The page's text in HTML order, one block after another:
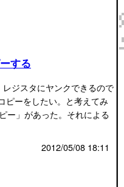
する
ジスタにヤンクできるので
ピーをしたい。と考えてみ
ー」があった。それによる
2012/05/08 18:11